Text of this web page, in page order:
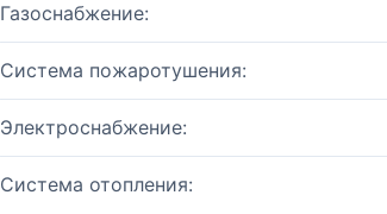
Газоснабжение:
Система пожаротушения:
Электроснабжение:
Система отопления: